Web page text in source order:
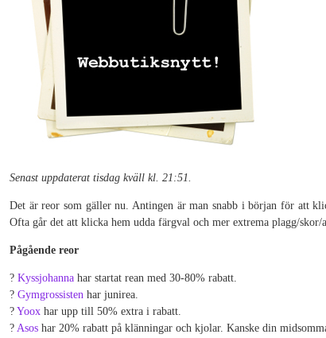
Senast uppdaterat tisdag kväll kl. 21:51.
Det är reor som gäller nu. Antingen är man snabb i början för att
Ofta går det att klicka hem udda färgval och mer extrema plagg/skor/
Pågående reor
? Kyssjohanna har startat rean med 30-80% rabatt.
? Gymgrossisten har junirea.
? Yoox har upp till 50% extra i rabatt.
? Asos har 20% rabatt på klänningar och kjolar. Kanske din